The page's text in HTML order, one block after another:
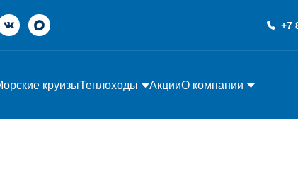
+7
круизыТеплоходы АкцииО компании